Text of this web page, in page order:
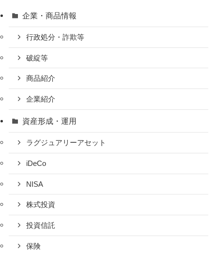
企業・商品情報
行政処分・詐欺等
破綻等
商品紹介
企業紹介
資産形成・運用
ラグジュアリーアセット
iDeCo
NISA
株式投資
投資信託
保険